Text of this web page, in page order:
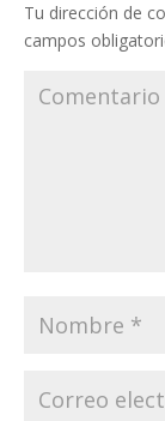
Tu dirección de
campos